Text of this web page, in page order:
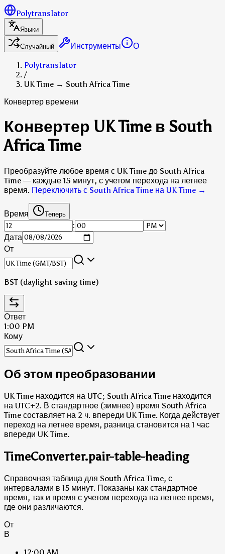
Polytranslator
Языки
Случайный
Инструменты
О
Polytranslator
/
UK Time → South Africa Time
Конвертер времени
Конвертер UK Time в South
Africa Time
Преобразуйте любое время с UK Time до South Africa
Time — каждые 15 минут, с учетом перехода на летнее
время. Переключить с South Africa Time на UK Time →
Время Теперь
:
Дата
От
BST (daylight saving time)
Ответ
1:00 PM
Кому
Об этом преобразовании
UK Time находится на UTC; South Africa Time находится
на UTC+2. В стандартное (зимнее) время South Africa
Time составляет на 2 ч. впереди UK Time. Когда действует
переход на летнее время, разница становится на 1 час
впереди UK Time.
TimeConverter.pair-table-heading
Справочная таблица для South Africa Time, с
интервалами в 15 минут. Показаны как стандартное
время, так и время с учетом перехода на летнее время,
где они различаются.
От
В
12:00 AM